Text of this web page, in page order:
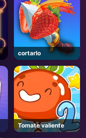
cortarlo
Tomate valiente